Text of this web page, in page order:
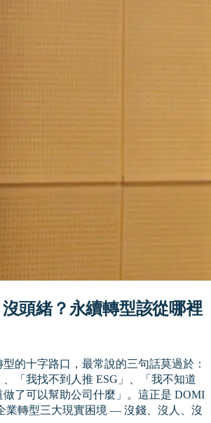
頭緒？永續轉型該從哪裡
的十字路口，最常說的三句話莫過於：
、「我找不到人推 ESG」、「我不知道
了可以幫助公司什麼」。這正是 DOMI
業轉型三大現實困境 — 沒錢、沒人、沒